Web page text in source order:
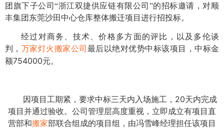
团旗下子公司“浙江双捷供应链有限公司”的招标邀请，对顺
丰集团东莞沙田中心仓库整体搬迁项目进行招投标。
经过对商务、技术、价格多方面的评比，以及多伦谈
判， 万家灯火搬家公司 最后以绝对优势中标该项目，中标金
额754000元。
因项目工期紧，要求中标三天内入场施工， 20天内完成
项目并通过验收。公司管理层高度重视，立即成立有项目直
营部和搬家部联合组成的项目组，由冯雪峰经理担任该项目